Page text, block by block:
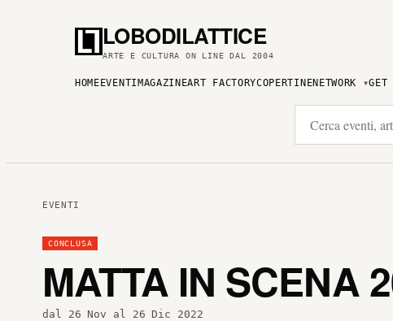
LOBODILATTICE
ARTE E CULTURA ON LINE DAL 2004
HOME EVENTI MAGAZINEART FACTORYCOPERTINENETWORK GET
EVENTI
CONCLUSA
MATTA IN SCENA
dal 26 Nov al 26 Dic 2022